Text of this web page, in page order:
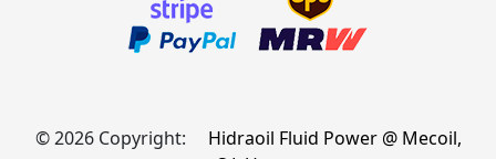
© 2026 Copyright:
Hidraoil Fluid Power @ Mecoil,